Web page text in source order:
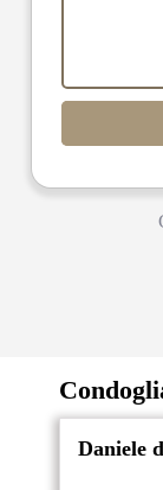
Daniele